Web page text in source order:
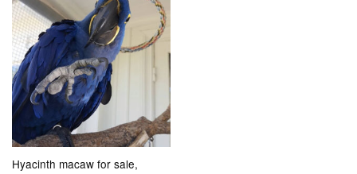
Hyacinth macaw for sale,